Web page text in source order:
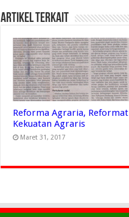
Artikel Terkait
Reforma Agraria, Reformat
Kekuatan Agraris
Maret 31, 2017